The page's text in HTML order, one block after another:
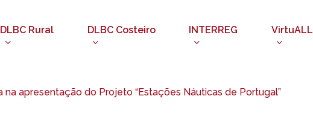
DLBC Rural DLBC Costeiro INTERREG VirtuALL
na apresentação do Projeto “Estações Náuticas de Portugal”